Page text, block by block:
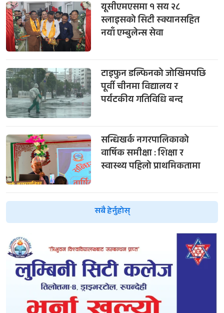
यूसीएमएसमा १ सय २८
स्लाइसको सिटी स्क्यानसहित
नयाँ एम्बुलेन्स सेवा
टाइफुन डल्फिनको जोखिमपछि
पूर्वी चीनमा विद्यालय र
पर्यटकीय गतिविधि बन्द
सन्धिखर्क नगरपालिकाको
वार्षिक समीक्षा : शिक्षा र
स्वास्थ्य पहिलो प्राथमिकतामा
सबै हेर्नुहोस्